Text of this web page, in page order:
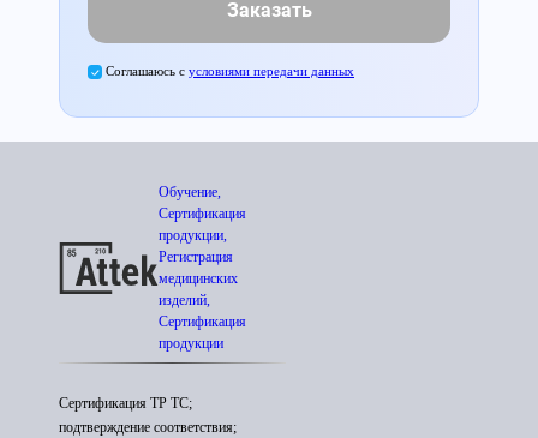
Заказать
Соглашаюсь с условиями передачи данных
Обучение,
Сертификация
продукции,
Регистрация
медицинских
изделий,
Сертификация
продукции
Сертификация ТР ТС;
подтверждение соответствия;